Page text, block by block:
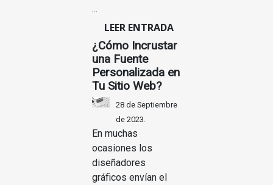
...
LEER ENTRADA
¿Cómo Incrustar
una Fuente
Personalizada en
Tu Sitio Web?
28 de Septiembre
de 2023.
En muchas
ocasiones los
diseñadores
gráficos envían el